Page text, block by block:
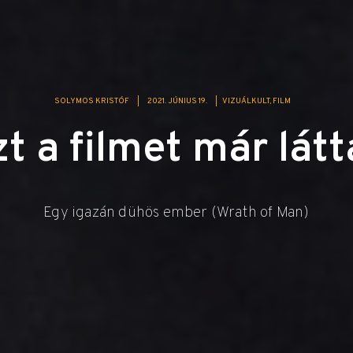
SOLYMOS KRISTÓF 2021. JÚNIUS 19. VIZUÁLKULT FILM
a filmet már
Egy igazán dühös ember (Wrath of Man)